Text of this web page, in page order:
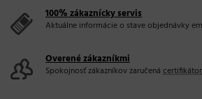
100% zákaznícky servis
Aktuálne informácie o stave objednávky
Overené zákazníkmi
Spokojnosť zákazníkov zaručená